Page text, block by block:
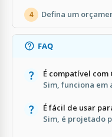
4 Defina um
FAQ
É compatível com
Sim, funciona em
É fácil de usar
Sim, é projetado